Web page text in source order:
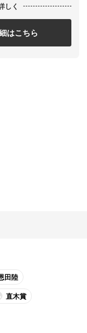
しく
はこちら
田陸
直木賞